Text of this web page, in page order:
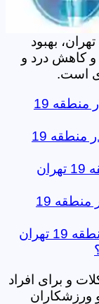
هدف فیزیوتراپی در منزل در منطقه 19 تهران، بهبود
کاهش درد و
است.
چه زمانی به فیزیوتراپی در منزل در منطقه 19
چگونه یک فیزیوتراپیست مناسب در منطقه 19
هزینه فیزیوتراپی در منزل در منطقه 19 تهران
فیزیوتراپی در منزل توسط خانم در منطقه 19
یک مرکز فیزیوتراپی در منزل در منطقه 19 تهران
و برای افراد
ورزشکاران